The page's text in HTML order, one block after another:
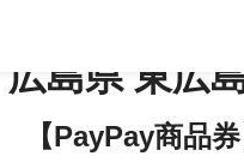
広島県 東広
【PayPay商品券